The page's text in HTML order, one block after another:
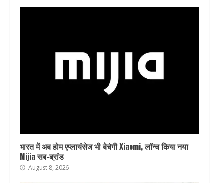
भारत में अब होम एप्लायंसेज भी बेचेगी Xiaomi, लॉन्च किया नया
Mijia सब-ब्रांड
August 8, 2026